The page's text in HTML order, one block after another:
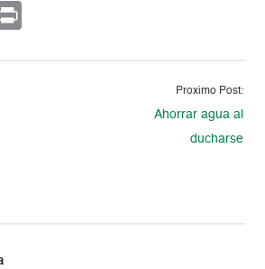
Proximo Post:
Ahorrar agua al
ducharse